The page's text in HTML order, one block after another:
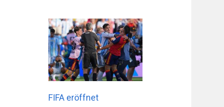
FIFA eröffnet